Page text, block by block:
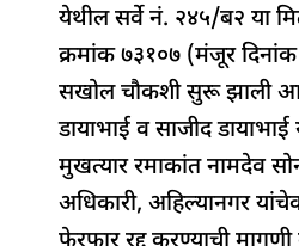
येथील सर्वे नं. २४५/ब२ या
क्रमांक ७३१०७ (मंजूर
सखोल चौकशी सुरू झाली
डायाभाई व साजीद
मुखत्यार रमाकांत नामदेव
अधिकारी, अहिल्यानगर